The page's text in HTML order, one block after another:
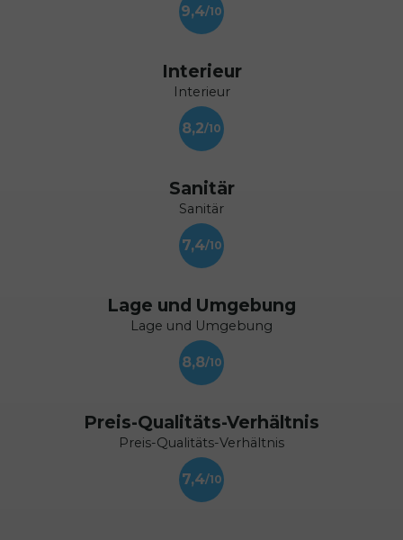
9,4
Interieur
Interieur
8,2
Sanitär
Sanitär
7,4
Lage und Umgebung
Lage und Umgebung
8,8
Preis-Qualitäts-Verhältnis
Preis-Qualitäts-Verhältnis
7,4